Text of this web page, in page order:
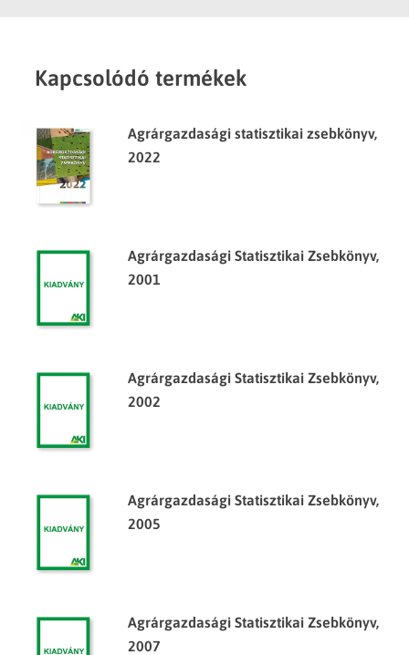
Kapcsolódó termékek
Agrárgazdasági statisztikai zsebkönyv,
2022
Agrárgazdasági Statisztikai Zsebkönyv,
2001
Agrárgazdasági Statisztikai Zsebkönyv,
2002
Agrárgazdasági Statisztikai Zsebkönyv,
2005
Agrárgazdasági Statisztikai Zsebkönyv,
2007